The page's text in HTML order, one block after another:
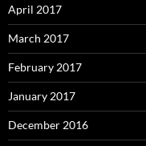
April 2017
March 2017
February 2017
January 2017
December 2016